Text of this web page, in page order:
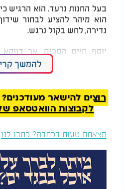
בעל החנות נרעד. הוא הרגיש
הוא מיהר להציע לבחור
נדירה, לחש בקול נרגש.
יוסף חיים הסכים. אך
סירבה. היא אמרה בפשטות
הבחור לעומתה הרגיש אחרת.
מהרגע הראשון ניכר היה
בכאב.
כעבור חודשיים ללא קשר
קפדה הצד המשודכת, חלתה
השלושים לפטירתה, בצאתו
להמשך
רוצים להישאר
לקבוצות הוואטסאפ של ערוץ
מצאתם טעות בכתבה? כתבו לנו